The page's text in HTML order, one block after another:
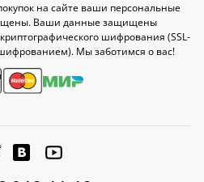
на сайте ваши персональные
Ваши данные защищены
шифрования (SSL-
Мы заботимся о вас!